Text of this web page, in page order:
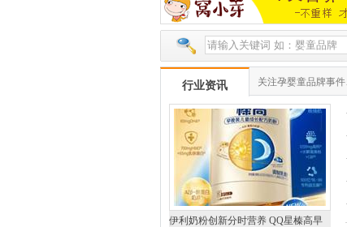
行业资讯 关注孕婴童品牌事
·
·
·
·
·
伊利奶粉创新分时营养 QQ星榛高早